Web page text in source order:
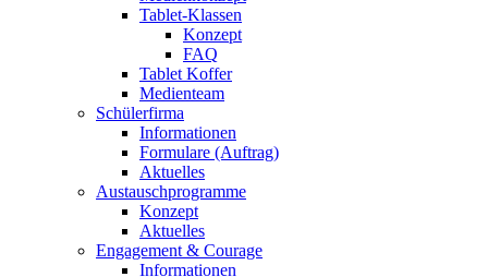
Tablet-Klassen
Konzept
FAQ
Tablet Koffer
Medienteam
Schülerfirma
Informationen
Formulare (Auftrag)
Aktuelles
Austauschprogramme
Konzept
Aktuelles
Engagement & Courage
Informationen